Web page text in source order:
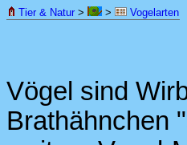
Tier & Natur > > Vogelarten
Vögel sind
Brathähnchen